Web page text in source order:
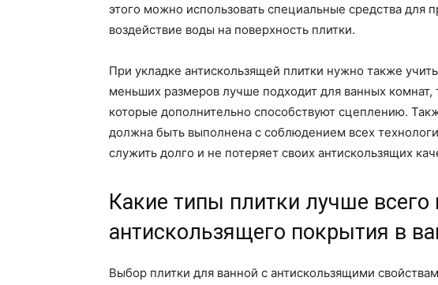
этого можно использовать специальные средства для
воздействие воды на поверхность плитки.
При укладке антискользящей плитки нужно также
меньших размеров лучше подходит для ванных комнат,
которые дополнительно способствуют сцеплению.
должна быть выполнена с соблюдением всех
служить долго и не потеряет своих антискользящих
Какие типы плитки лучше всего
антискользящего покрытия в
Выбор плитки для ванной с антискользящими